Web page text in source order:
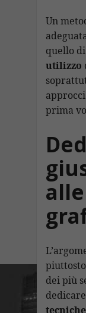
Un
quello
utilizzo
prima
dei più